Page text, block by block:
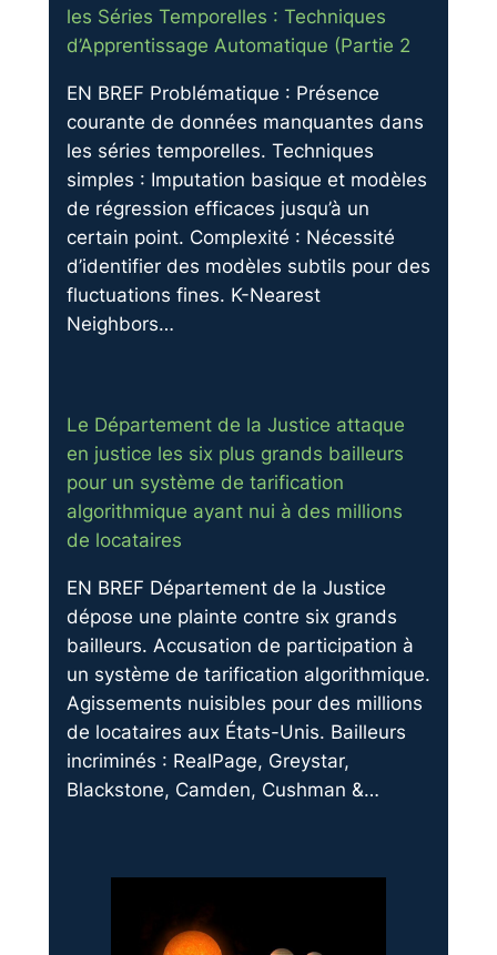
les Séries Temporelles : Techniques
d’Apprentissage Automatique (Partie 2
EN BREF Problématique : Présence
courante de données manquantes dans
les séries temporelles. Techniques
simples : Imputation basique et modèles
de régression efficaces jusqu’à un
certain point. Complexité : Nécessité
d’identifier des modèles subtils pour des
fluctuations fines. K-Nearest
Neighbors…
Le Département de la Justice attaque
en justice les six plus grands bailleurs
pour un système de tarification
algorithmique ayant nui à des millions
de locataires
EN BREF Département de la Justice
dépose une plainte contre six grands
bailleurs. Accusation de participation à
un système de tarification algorithmique.
Agissements nuisibles pour des millions
de locataires aux États-Unis. Bailleurs
incriminés : RealPage, Greystar,
Blackstone, Camden, Cushman &…